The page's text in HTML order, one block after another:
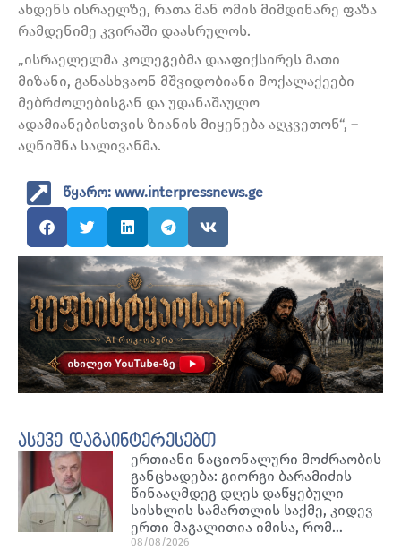
ახდენს ისრაელზე, რათა მან ომის მიმდინარე ფაზა
რამდენიმე კვირაში დაასრულოს.
„ისრაელელმა კოლეგებმა დააფიქსირეს მათი
მიზანი, განასხვაონ მშვიდობიანი მოქალაქეები
მებრძოლებისგან და უდანაშაულო
ადამიანებისთვის ზიანის მიყენება აღკვეთონ“, –
აღნიშნა სალივანმა.
წყარო: www.interpressnews.ge
ასევე დაგაინტერესებთ
ერთიანი ნაციონალური მოძრაობის
განცხადება: გიორგი ბარამიძის
წინააღმდეგ დღეს დაწყებული
სისხლის სამართლის საქმე, კიდევ
ერთი მაგალითია იმისა, რომ…
08/08/2026